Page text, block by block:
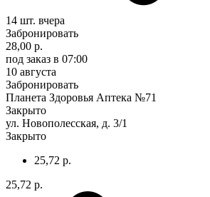
14 шт. вчера
Забронировать
28,00 р.
под заказ в 07:00
10 августа
Забронировать
Планета Здоровья Аптека №71
Закрыто
ул. Новополесская, д. 3/1
Закрыто
25,72 р.
25,72 р.